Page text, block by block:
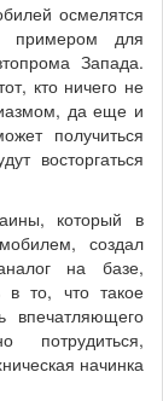
осмелятся
примером для
Запада.
кто ничего не
да еще и
получиться
восторгаться
который в
создал
на базе,
в то, что такое
впечатляющего
потрудиться,
начинка